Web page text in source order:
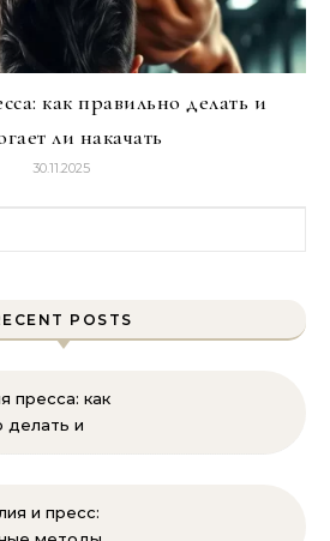
как правильно делать и
ли накачать
30.11.2025
POSTS
пресса: как
делать и
и пресс: